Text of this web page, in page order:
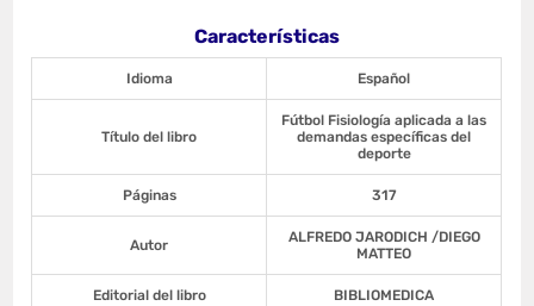
Características
Idioma Español
Título del libro
Fútbol Fisiología aplicada a las
demandas específicas del
deporte
Páginas 317
Autor
ALFREDO JARODICH /DIEGO
MATTEO
Editorial del libro BIBLIOMEDICA